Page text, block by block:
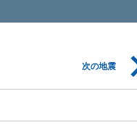
次の地震